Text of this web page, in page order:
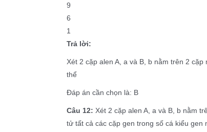
9
6
1
Trả lời:
Xét 2 cặp alen A, a và B, b nằm trên 2
thể
Đáp án cần chọn là: B
Câu 12: Xét 2 cặp alen A, a và B, b nằm
tử tất cả các cặp gen trong số cá kiểu gen